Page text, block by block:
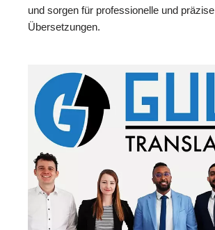
und sorgen für professionelle und präzise
Übersetzungen.